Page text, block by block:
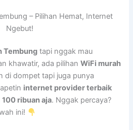
– Pilihan Hemat, Internet
Ngebut!
Tembung tapi nggak mau
khawatir, ada pilihanWiFi murah
di dompet tapi juga punya
internet provider terbaik
100 ribuan aja. Nggak percaya?
ini!